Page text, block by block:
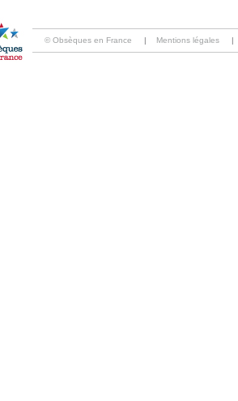
© Obsèques en France | Mentions légales |